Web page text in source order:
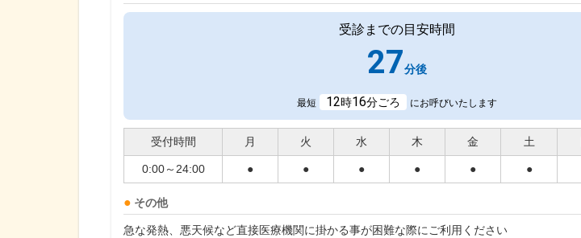
受診までの目安時間
27分後
最短 12時16分ごろ にお呼びいたします
受付時間 月 火 水 木 金 土
0:00～24:00 ● ● ● ● ● ●
その他
急な発熱、悪天候など直接医療機関に掛かる事が困難な際にご利用ください